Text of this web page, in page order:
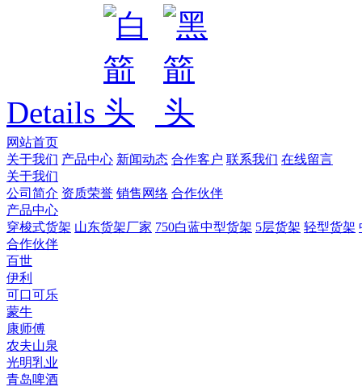
Details
网站首页
关于我们 产品中心 新闻动态 合作客户 联系我们 在线留言
关于我们
公司简介 资质荣誉 销售网络 合作伙伴
产品中心
穿梭式货架 山东货架厂家 750白蓝中型货架 5层货架 轻型货架
合作伙伴
百世
伊利
可口可乐
蒙牛
康师傅
农夫山泉
光明乳业
青岛啤酒